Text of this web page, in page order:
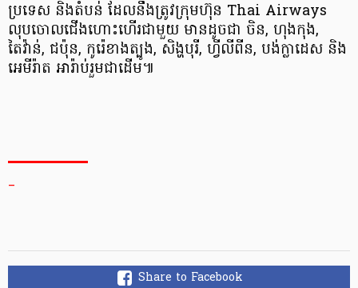
ប្រទេស​ និងតំបន់ ដែល​នឹងត្រូវ​ក្រុមហ៊ុន Thai Airways
លុបចោលជើងហោះហើរជាមួយ មានដូចជា ចិន, ហុងកុង,
តៃវ៉ាន់, ជប៉ុន, កូរ៉េខាងត្បូង, សិង្ហបុរី, ហ្វីលីពីន, បង់ក្លាដេស និង​
អេមីរ៉ាត អារ៉ាប់រួមជាដើម៕
_
Share to Facebook